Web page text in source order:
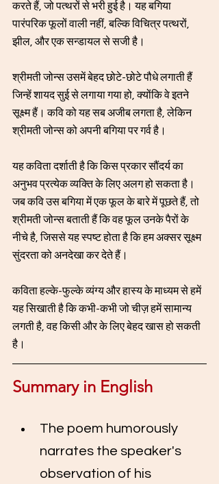
करते हैं, जो पत्थरों से भरी हुई है। यह बगिया
पारंपरिक फूलों वाली नहीं, बल्कि विचित्र पत्थरों,
झील, और एक सन्डायल से सजी है।
श्रीमती जोन्स उसमें बेहद छोटे-छोटे पौधे लगाती हैं
जिन्हें शायद सुई से लगाया गया हो, क्योंकि वे इतने
सूक्ष्म हैं। कवि को यह सब अजीब लगता है, लेकिन
श्रीमती जोन्स को अपनी बगिया पर गर्व है।
यह कविता दर्शाती है कि किस प्रकार सौंदर्य का
अनुभव प्रत्येक व्यक्ति के लिए अलग हो सकता है।
जब कवि उस बगिया में एक फूल के बारे में पूछते हैं, तो
श्रीमती जोन्स बताती हैं कि वह फूल उनके पैरों के
नीचे है, जिससे यह स्पष्ट होता है कि हम अक्सर सूक्ष्म
सुंदरता को अनदेखा कर देते हैं।
कविता हल्के-फुल्के व्यंग्य और हास्य के माध्यम से हमें
यह सिखाती है कि कभी-कभी जो चीज़ हमें सामान्य
लगती है, वह किसी और के लिए बेहद खास हो सकती
है।
Summary in English
The poem humorously
narrates the speaker's
observation of his